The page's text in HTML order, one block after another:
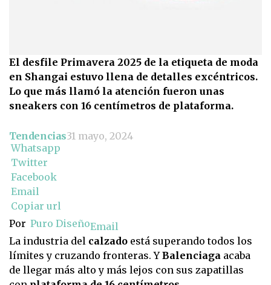
El desfile Primavera 2025 de la etiqueta de moda
en Shangai estuvo llena de detalles excéntricos.
Lo que más llamó la atención fueron unas
sneakers con 16 centímetros de plataforma.
Tendencias31 mayo, 2024
Whatsapp
Twitter
Facebook
Email
Copiar url
Por Puro DiseñoEmail
La industria del calzado está superando todos los
límites y cruzando fronteras. YBalenciaga acaba
de llegar más alto y más lejos con sus zapatillas